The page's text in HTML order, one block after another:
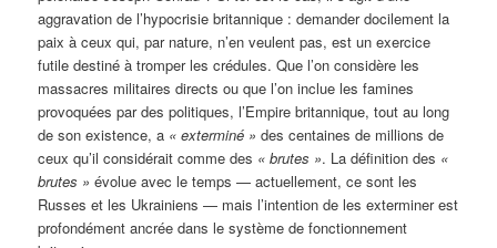
aggravation de l’hypocrisie britannique : demander docilement la
paix à ceux qui, par nature, n’en veulent pas, est un exercice
futile destiné à tromper les crédules. Que l’on considère les
massacres militaires directs ou que l’on inclue les famines
provoquées par des politiques, l’Empire britannique, tout au long
de son existence, a « exterminé » des centaines de millions de
ceux qu’il considérait comme des « brutes ». La définition des «
brutes » évolue avec le temps — actuellement, ce sont les
Russes et les Ukrainiens — mais l’intention de les exterminer est
profondément ancrée dans le système de fonctionnement